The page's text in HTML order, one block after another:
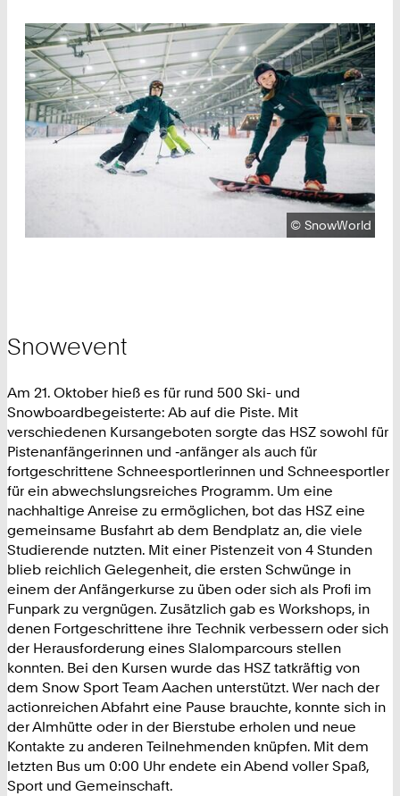
Urheberrecht:
©SnowWorld
Snowevent
Am 21. Oktober hieß es für rund 500 Ski- und
Snowboardbegeisterte: Ab auf die Piste. Mit
verschiedenen Kursangeboten sorgte das HSZ sowohl für
Pistenanfängerinnen und ‑anfänger als auch für
fortgeschrittene Schneesportlerinnen und Schneesportler
für ein abwechslungsreiches Programm. Um eine
nachhaltige Anreise zu ermöglichen, bot das HSZ eine
gemeinsame Busfahrt ab dem Bendplatz an, die viele
Studierende nutzten. Mit einer Pistenzeit von 4 Stunden
blieb reichlich Gelegenheit, die ersten Schwünge in
einem der Anfängerkurse zu üben oder sich als Profi im
Funpark zu vergnügen. Zusätzlich gab es Workshops, in
denen Fortgeschrittene ihre Technik verbessern oder sich
der Herausforderung eines Slalomparcours stellen
konnten. Bei den Kursen wurde das HSZ tatkräftig von
dem Snow Sport Team Aachen unterstützt. Wer nach der
actionreichen Abfahrt eine Pause brauchte, konnte sich in
der Almhütte oder in der Bierstube erholen und neue
Kontakte zu anderen Teilnehmenden knüpfen. Mit dem
letzten Bus um 0:00 Uhr endete ein Abend voller Spaß,
Sport und Gemeinschaft.